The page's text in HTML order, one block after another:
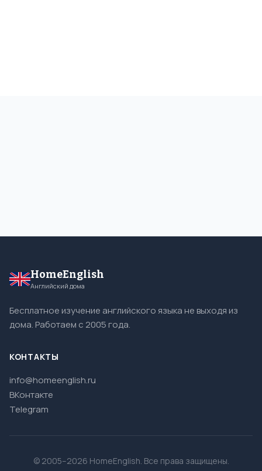
HomeEnglish
Английский дома
Бесплатное изучение английского языка не выходя из
дома. Работаем с 2005 года.
КОНТАКТЫ
info@homeenglish.ru
ВКонтакте
Telegram
© 2005–2026 HomeEnglish. Все права защищены.